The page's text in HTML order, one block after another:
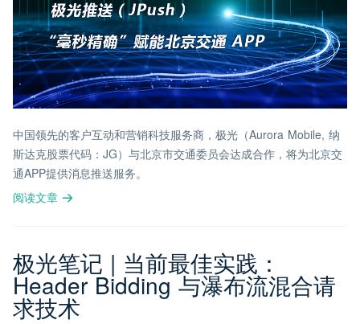
中国领先的客户互动和营销科技服务商，极光（Aurora Mobile, 纳
斯达克股票代码：JG）与北京市交通委员会达成合作，将为北京交
通APP提供消息推送服务。
阅读文章
极光笔记 | 当前最佳实践：
Header Bidding 与瀑布流混合请
求技术